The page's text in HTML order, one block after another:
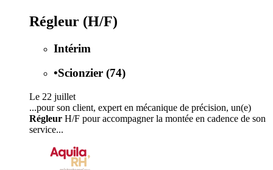
Régleur (H/F)
Intérim
•Scionzier (74)
Le 22 juillet
...pour son client, expert en mécanique de précision, un(e)
Régleur H/F pour accompagner la montée en cadence de son
service...